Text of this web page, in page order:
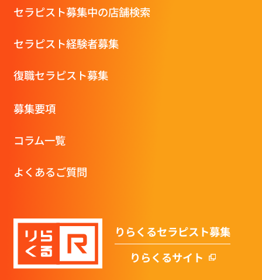
セラピスト募集中の店舗検索
セラピスト経験者募集
復職セラピスト募集
募集要項
コラム一覧
よくあるご質問
りらくるセラピスト募集
りらくるサイト